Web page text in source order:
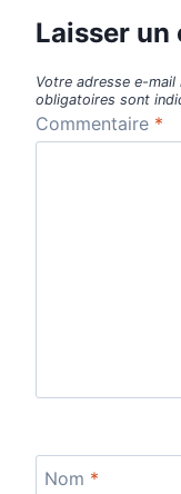
Laisser un
Votre adresse e-mail
obligatoires sont
Commentaire *
Nom *